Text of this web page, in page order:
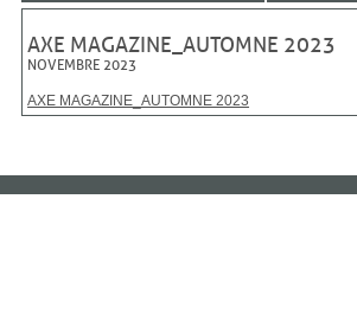
AXE MAGAZINE_AUTOMNE 2023
NOVEMBRE 2023
AXE MAGAZINE_AUTOMNE 2023